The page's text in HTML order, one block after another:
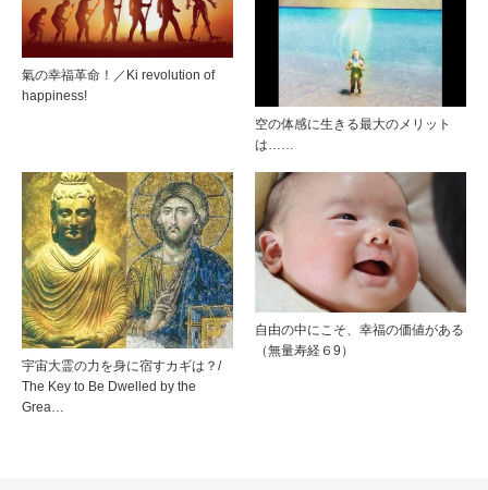
氣の幸福革命！／Ki revolution of
happiness!
空の体感に生きる最大のメリット
は……
宇宙大霊の力を身に宿すカギは？/
The Key to Be Dwelled by the
Grea…
自由の中にこそ、幸福の価値がある
（無量寿経６9）